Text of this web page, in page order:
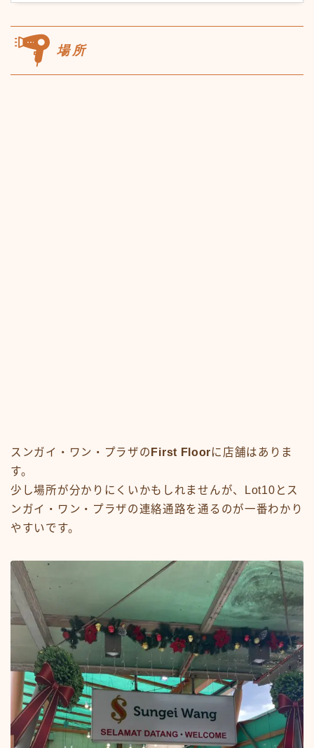
場所
スンガイ・ワン・プラザの First Floorに店舗はありま
す。
少し場所が分かりにくいかもしれませんが、Lot10とス
ンガイ・ワン・プラザの連絡通路を通るのが一番わかり
やすいです。